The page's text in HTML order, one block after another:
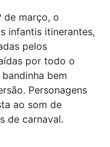
de março, o
infantis itinerantes,
pelos
por todo o
bem
Personagens
ao som de
de carnaval.